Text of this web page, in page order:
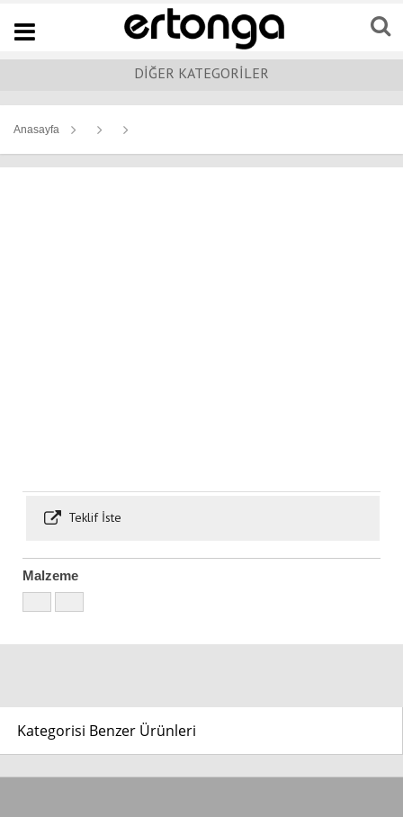
Navigation
DİĞER KATEGORİLER
Anasayfa
Teklif İste
Malzeme
Kategorisi Benzer Ürünleri